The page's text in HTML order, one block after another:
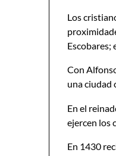
Los
Escobares;
Con
una ciudad
En el
ejercen los
En 1430